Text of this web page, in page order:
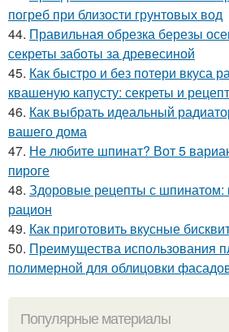
погреб при близости грунтовых вод
44. Правильная обрезка березы
секреты заботы за древесиной
45. Как быстро и без потери вкуса
квашеную капусту: секреты и
46. Как выбрать идеальный
вашего дома
47. Не любите шпинат? Вот 5
пироге
48. Здоровые рецепты с шпинатом:
рацион
49. Как приготовить вкусные
50. Преимущества использования
полимерной для облицовки
Популярные материалы